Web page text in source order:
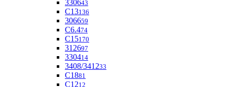
330643
С13136
306659
С6.474
С15170
312697
330414
3408/341233
С1881
C1212